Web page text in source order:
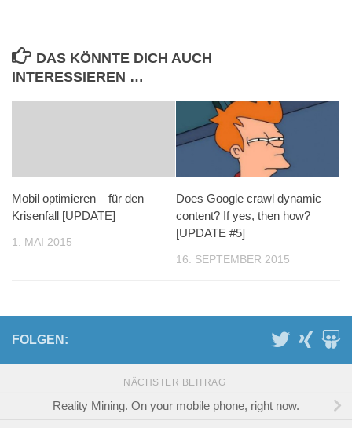
DAS KÖNNTE DICH AUCH
INTERESSIEREN …
Mobil optimieren – für den
Krisenfall [UPDATE]
1. MAI 2015
Does Google crawl dynamic
content? If yes, then how?
[UPDATE #5]
16. SEPTEMBER 2015
FOLGEN:
NÄCHSTER BEITRAG
Reality Mining. On your mobile phone, right now.